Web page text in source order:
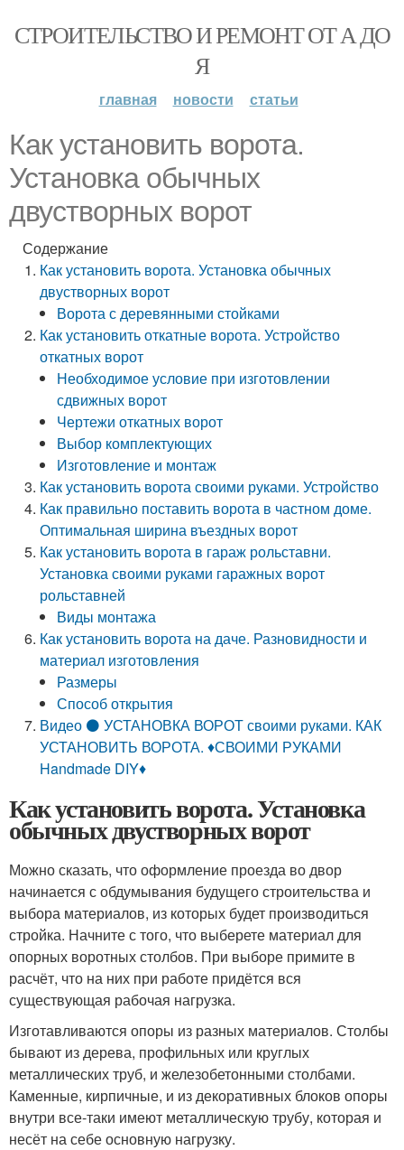
СТРОИТЕЛЬСТВО И РЕМОНТ ОТ А ДО
Я
главная новости статьи
Как установить ворота.
Установка обычных
двустворных ворот
Содержание
Как установить ворота. Установка обычных
двустворных ворот
Ворота с деревянными стойками
Как установить откатные ворота. Устройство
откатных ворот
Необходимое условие при изготовлении
сдвижных ворот
Чертежи откатных ворот
Выбор комплектующих
Изготовление и монтаж
Как установить ворота своими руками. Устройство
Как правильно поставить ворота в частном доме.
Оптимальная ширина въездных ворот
Как установить ворота в гараж рольставни.
Установка своими руками гаражных ворот
рольставней
Виды монтажа
Как установить ворота на даче. Разновидности и
материал изготовления
Размеры
Способ открытия
Видео ⚫ УСТАНОВКА ВОРОТ своими руками. КАК
УСТАНОВИТЬ ВОРОТА. ♦СВОИМИ РУКАМИ
Handmade DIY♦
Как установить ворота. Установка
обычных двустворных ворот
Можно сказать, что оформление проезда во двор
начинается с обдумывания будущего строительства и
выбора материалов, из которых будет производиться
стройка. Начните с того, что выберете материал для
опорных воротных столбов. При выборе примите в
расчёт, что на них при работе придётся вся
существующая рабочая нагрузка.
Изготавливаются опоры из разных материалов. Столбы
бывают из дерева, профильных или круглых
металлических труб, и железобетонными столбами.
Каменные, кирпичные, и из декоративных блоков опоры
внутри все-таки имеют металлическую трубу, которая и
несёт на себе основную нагрузку.